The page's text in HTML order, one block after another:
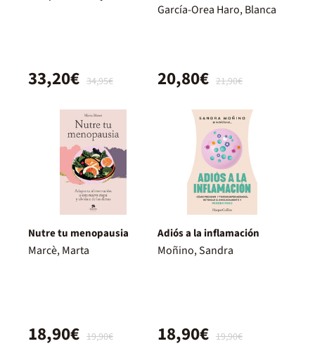
34,95€
33,20€
García-Orea Haro, Blanca
21,90€
20,80€
Nutre tu menopausia
Marcè, Marta
19,90€
18,90€
Adiós a la inflamación
Moñino, Sandra
19,90€
18,90€